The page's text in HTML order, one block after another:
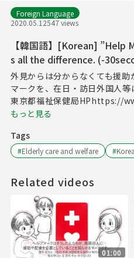
Foreign Language
2020.05.12547 views
【韓国語】[Korean]
s all the difference. (-
外見からは分からなくても援
マークを、在日・訪日外国人等
東京都福祉保健局HPhttps://
もっと見る
Tags
#Elderly care and welfare #
Related videos
01:00